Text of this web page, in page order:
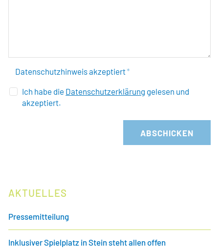
Datenschutzhinweis akzeptiert*
Ich habe die Datenschutzerklärung gelesen und
akzeptiert.
ABSCHICKEN
AKTUELLES
Pressemitteilung
Inklusiver Spielplatz in Stein steht allen offen